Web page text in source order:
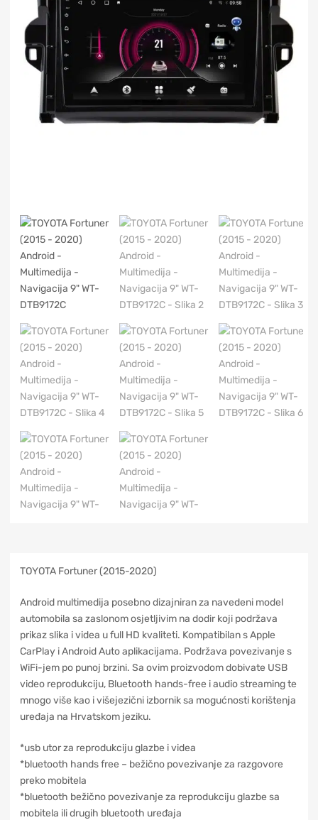
TOYOTA Fortuner (2015-2020)
Android multimedija posebno dizajniran za navedeni model
automobila sa zaslonom osjetljivim na dodir koji podržava
prikaz slika i videa u full HD kvaliteti. Kompatibilan s Apple
CarPlay i Android Auto aplikacijama. Podržava povezivanje s
WiFi-jem po punoj brzini. Sa ovim proizvodom dobivate USB
video reprodukciju, Bluetooth hands-free i audio streaming te
mnogo više kao i višejezični izbornik sa mogućnosti korištenja
uređaja na Hrvatskom jeziku.
*usb utor za reprodukciju glazbe i videa
*bluetooth hands free – bežično povezivanje za razgovore
preko mobitela
*bluetooth bežično povezivanje za reprodukciju glazbe sa
mobitela ili drugih bluetooth uređaja